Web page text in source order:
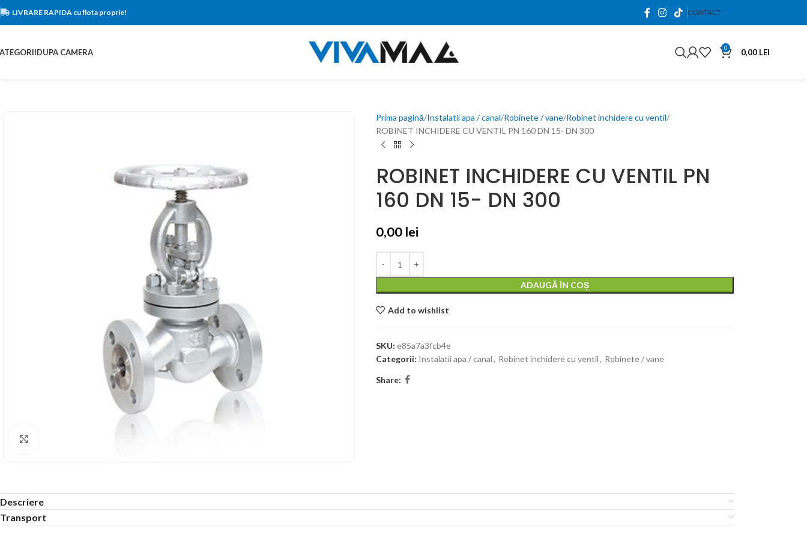
LIVRARE RAPIDA cu flota proprie! CONTACT0765.663.761
DUPA CAMERA 0 0,00 LEI
Prima pagină Instalatii apa / canal Robinete / vane Robinet inchidere cu ventil
ROBINET INCHIDERE CU VENTIL PN 160 DN 15- DN 300
ROBINET INCHIDERE CU VENTIL PN
160 DN 15- DN 300
0,00 lei
ADAUGĂ ÎN COȘ
Add to wishlist
SKU: e85a7a3fcb4e
Categorii: Instalatii apa / canal, Robinet inchidere cu ventil, Robinete / vane
Share:
Descriere
Transport